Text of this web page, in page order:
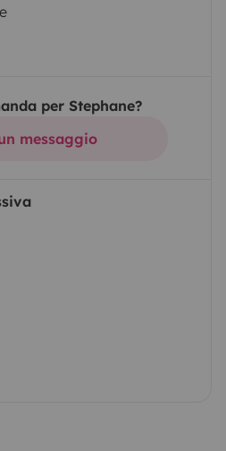
per Stephane?
messaggio